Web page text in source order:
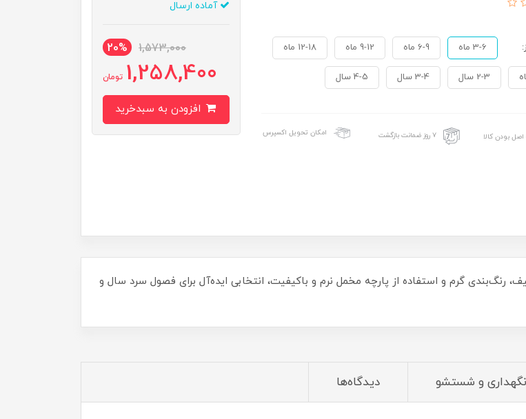
3-6 ماه 6-9 ماه 9-12 ماه 12-18 ماه
2-3 سال 3-4 سال 4-5 سال
بودن کالا ۷ روز ضمانت بازگشت امکان تحویل اکسپرس
آماده ارسال
1,573,000
20%
1,258,400 تومان
گرم و استفاده از پارچه مخمل نرم و باکیفیت، انتخابی ایده‌آل برای فصول سرد سال و
نگهداری و شستشو دیدگاه‌ها